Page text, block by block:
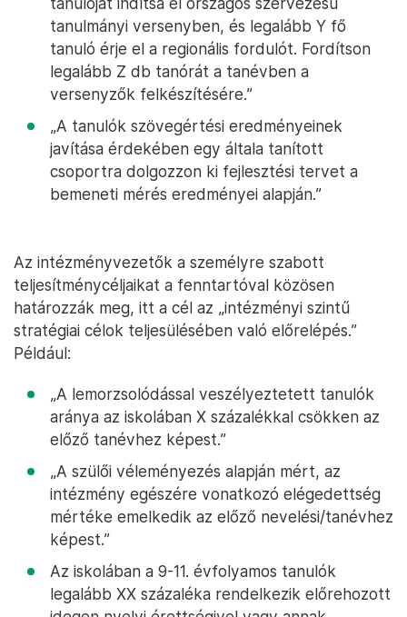
tanulmányi versenyben, és legalább Y fő
tanuló érje el a regionális fordulót. Fordítson
legalább Z db tanórát a tanévben a
versenyzők felkészítésére.”
„A tanulók szövegértési eredményeinek
javítása érdekében egy általa tanított
csoportra dolgozzon ki fejlesztési tervet a
bemeneti mérés eredményei alapján.”
Az intézményvezetők a személyre szabott
teljesítménycéljaikat a fenntartóval közösen
határozzák meg, itt a cél az „intézményi szintű
stratégiai célok teljesülésében való előrelépés.”
Például:
„A lemorzsolódással veszélyeztetett tanulók
aránya az iskolában X százalékkal csökken az
előző tanévhez képest.”
„A szülői véleményezés alapján mért, az
intézmény egészére vonatkozó elégedettség
mértéke emelkedik az előző nevelési/tanévhez
képest.”
Az iskolában a 9-11. évfolyamos tanulók
legalább XX százaléka rendelkezik előrehozott